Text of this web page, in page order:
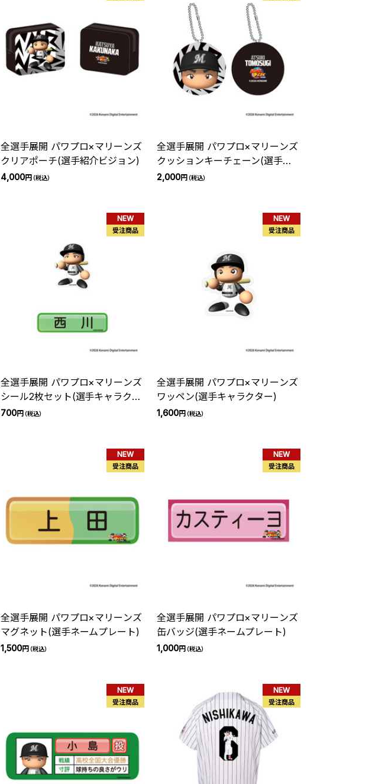
全選手展開 パワプロ×マリーンズ
クリアポーチ(選手紹介ビジョン)
4,000円（税込）
全選手展開 パワプロ×マリーンズ
クッションキーチェーン(選手紹
介ビジョン)
2,000円（税込）
NEW
受注商品
全選手展開 パワプロ×マリーンズ
シール2枚セット(選手キャラクタ
ー)
700円（税込）
NEW
受注商品
全選手展開 パワプロ×マリーンズ
ワッペン(選手キャラクター)
1,600円（税込）
NEW
受注商品
全選手展開 パワプロ×マリーンズ
マグネット(選手ネームプレート)
1,500円（税込）
NEW
受注商品
全選手展開 パワプロ×マリーンズ
缶バッジ(選手ネームプレート)
1,000円（税込）
NEW
受注商品
NEW
受注商品